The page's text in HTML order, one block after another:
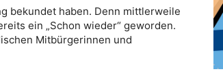
bekundet haben. Denn mittlerweile
ein „Schon wieder“ geworden.
Mitbürgerinnen und